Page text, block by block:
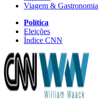
Viagem & Gastronomia
Política
Eleições
Índice CNN